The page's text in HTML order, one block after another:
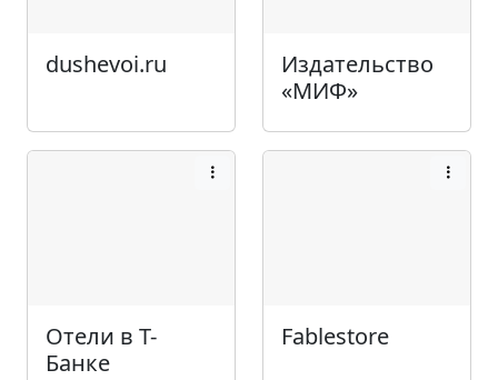
dushevoi.ru
Издательство
«МИФ»
Отели в Т-
Банке
Fablestore